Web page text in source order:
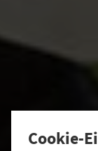
Cookie-